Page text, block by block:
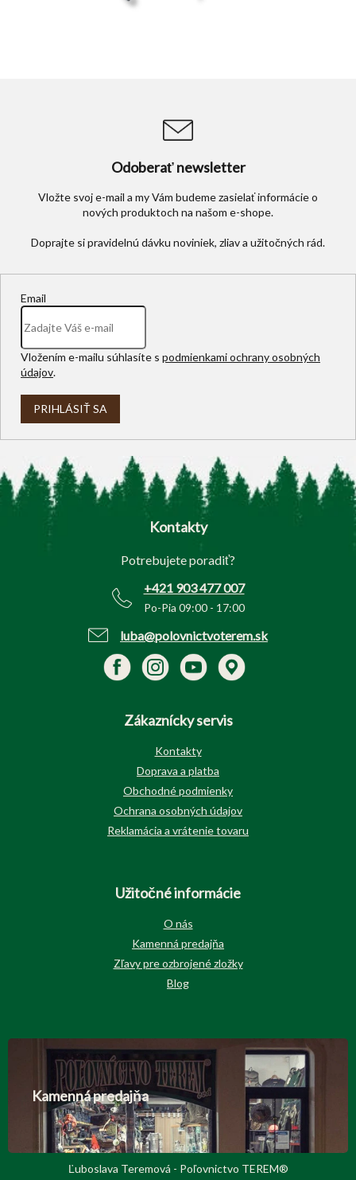
Odoberať newsletter
Vložte svoj e-mail a my Vám budeme zasielať informácie o
nových produktoch na našom e-shope.
Email
Vložením e-mailu súhlasíte s podmienkami ochrany osobných
údajov.
PRIHLÁSIŤ SA
Z
Kontakty
Potrebujete poradiť?
+421 903 477 007
Po-Pia 09:00 - 17:00
luba@polovnictvoterem.sk
Zákaznícky servis
Kontakty
Doprava a platba
Obchodné podmienky
Ochrana osobných údajov
Reklamácia a vrátenie tovaru
Užitočné informácie
O nás
Kamenná predajňa
Zľavy pre ozbrojené zložky
Blog
Kamenná predajňa
Ľuboslava Teremová - Poľovnictvo TEREM®